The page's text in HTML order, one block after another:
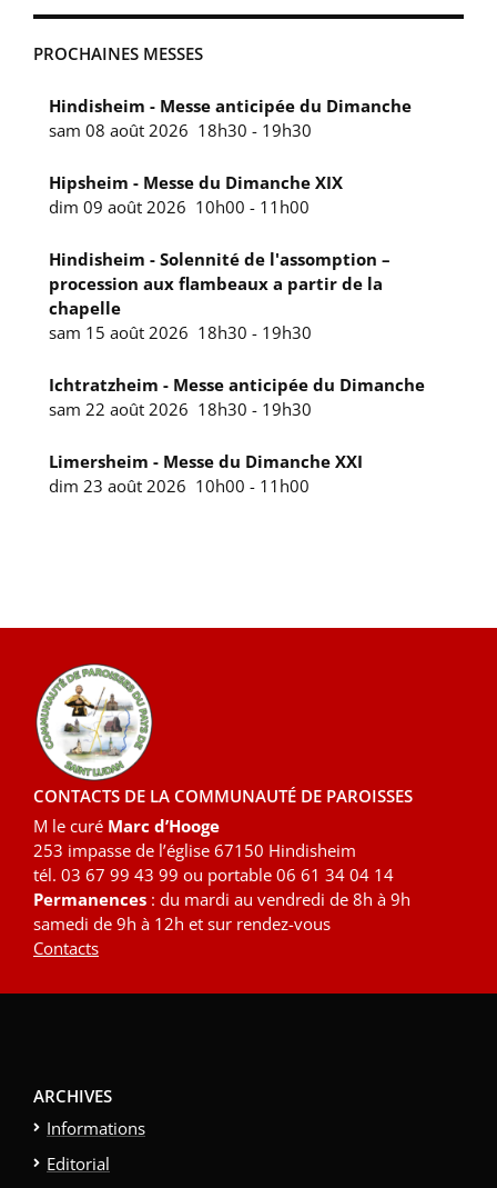
PROCHAINES MESSES
Hindisheim - Messe anticipée du Dimanche
sam 08 août 2026 18h30 - 19h30
Hipsheim - Messe du Dimanche XIX
dim 09 août 2026 10h00 - 11h00
Hindisheim - Solennité de l'assomption –
procession aux flambeaux a partir de la
chapelle
sam 15 août 2026 18h30 - 19h30
Ichtratzheim - Messe anticipée du Dimanche
sam 22 août 2026 18h30 - 19h30
Limersheim - Messe du Dimanche XXI
dim 23 août 2026 10h00 - 11h00
CONTACTS DE LA COMMUNAUTÉ DE PAROISSES
M le curé Marc d’Hooge
253 impasse de l’église 67150 Hindisheim
tél. 03 67 99 43 99 ou portable 06 61 34 04 14
Permanences : du mardi au vendredi de 8h à 9h
samedi de 9h à 12h et sur rendez-vous
Contacts
ARCHIVES
Informations
Editorial